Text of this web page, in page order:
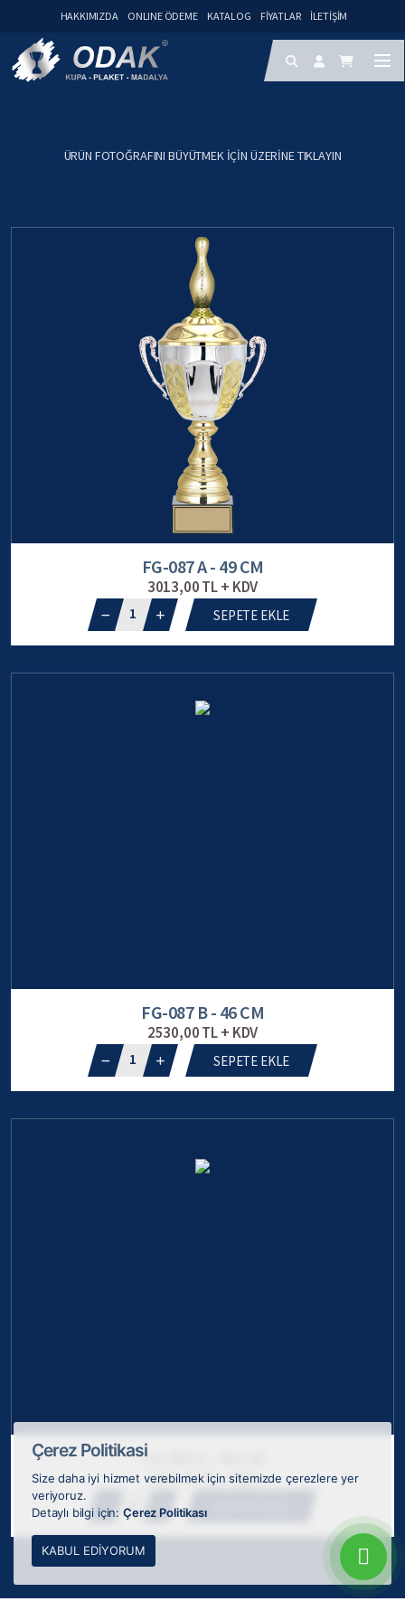
HAKKIMIZDA ONLINE ÖDEME KATALOG FIYATLAR İLETIŞIM
ÜRÜN FOTOĞRAFINI BÜYÜTMEK IÇIN ÜZERINE TIKLAYIN
FG-087 A - 49 CM
3013,00 TL + KDV
1 SEPETE EKLE
FG-087 B - 46 CM
2530,00 TL + KDV
1 SEPETE EKLE
FG-087 C - 44 CM
2430,00 TL + KDV
Çerez Politikasi
Size daha iyi hizmet verebilmek için sitemizde çerezlere yer
veriyoruz.
Detaylı bilgi için: Çerez Politikası
KABUL EDIYORUM